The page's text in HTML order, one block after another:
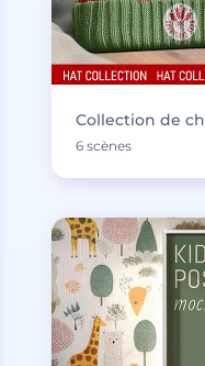
Collection de
6 scènes